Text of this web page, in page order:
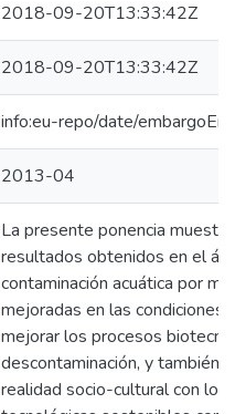
2018-09-20T13:33:42Z
2018-09-20T13:33:42Z
info:eu-repo/date/
2013-04
La presente ponencia
resultados obtenidos en el
contaminación acuática por
mejoradas en las condiciones
mejorar los procesos
descontaminación, y
realidad socio-cultural con lo